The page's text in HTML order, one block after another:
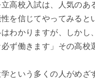
高校入試は、人気のあ
を信じてやってみると
わかりますが、しかし
必ず働きます」その高
という多くの人がめざ